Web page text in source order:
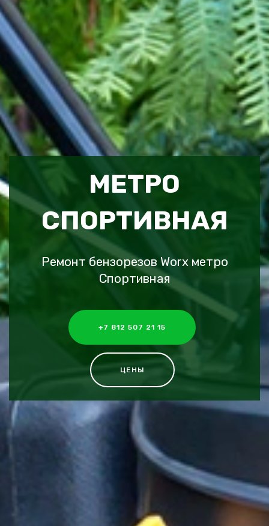
МЕТРО
СПОРТИВНАЯ
Ремонт бензорезов Worx метро
Спортивная
+7 812 507 21 15
ЦЕНЫ